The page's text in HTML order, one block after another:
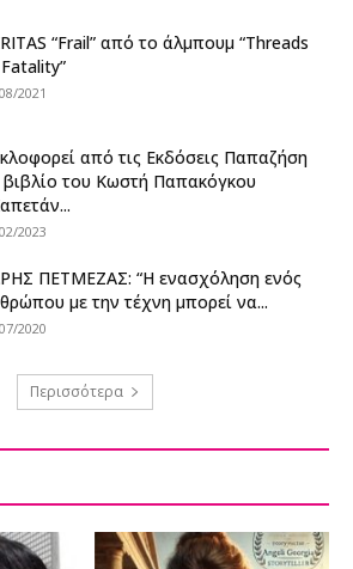
“Frail” από το άλμπουμ “Threads
2021
από τις Εκδόσεις Παπαζήση
βιβλίο του Κωστή Παπακόγκου
2023
ΠΕΤΜΕΖΑΣ: “Η ενασχόληση ενός
με την τέχνη μπορεί να...
2020
Περισσότερα